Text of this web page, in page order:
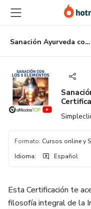
principal
página
de
página
Sanación Ayurveda con los 5 Elementos + Certificación + Bonos Gratis + Garantía
Formato: Cursos online y
Idioma: Español
Esta Certificación te
filosofía integral de la